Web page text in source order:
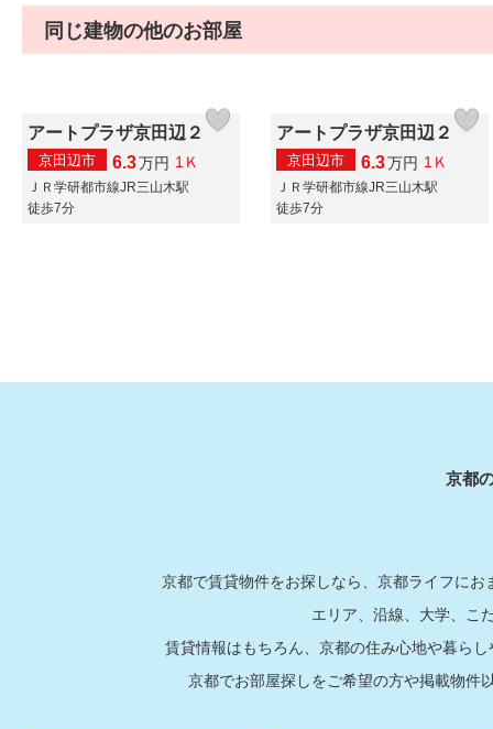
同じ建物の他のお部屋
アートプラザ京田辺２
京田辺市 6.3万円 1Ｋ
ＪＲ学研都市線JR三山木駅
徒歩7分
アートプラザ京田辺２
京田辺市 6.3万円 1Ｋ
ＪＲ学研都市線JR三山木駅
徒歩7分
京都
京都で賃貸物件をお探しなら、京都ライフに
エリア、沿線、大学、こ
賃貸情報はもちろん、京都の住み心地や暮ら
京都でお部屋探しをご希望の方や掲載物件